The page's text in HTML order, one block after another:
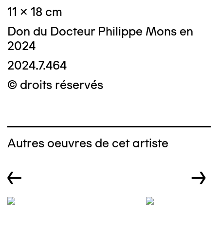
11 x 18 cm
Don du Docteur Philippe Mons en
2024
2024.7.464
© droits réservés
Autres oeuvres de cet artiste
← →